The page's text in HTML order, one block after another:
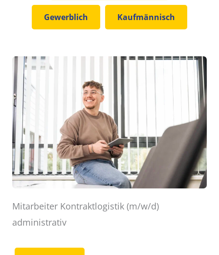
Gewerblich Kaufmännisch
Mitarbeiter Kontraktlogistik (m/w/d)
administrativ